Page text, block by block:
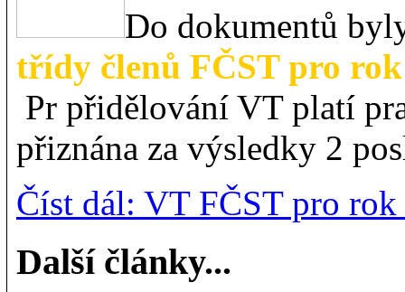
Do dokumentů
třídy členů FČST pro
Pr přidělování VT platí
přiznána za výsledky 2
Číst dál: VT FČST pro rok
Další články...